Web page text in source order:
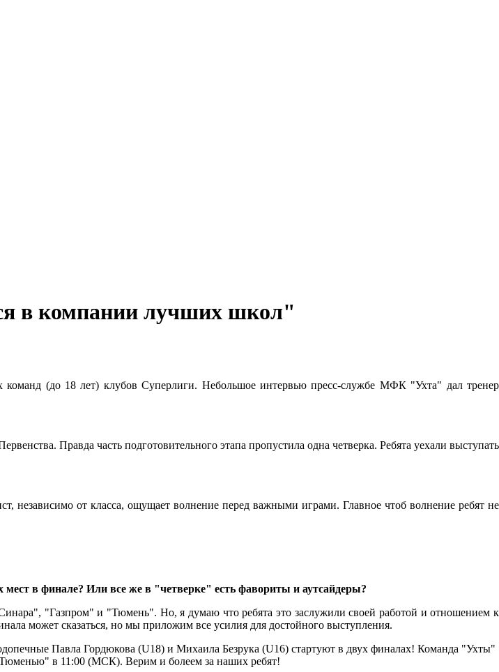
в компании лучших школ"
(до 18 лет) клубов Суперлиги. Небольшое интервью пресс-службе МФК "Ухта" дал тренер
Правда часть подготовительного этапа пропустила одна четверка. Ребята уехали выступать
независимо от класса, ощущает волнение перед важными играми. Главное чтоб волнение ребят не
в финале? Или все же в "четверке" есть фавориты и аутсайдеры?
"Газпром" и "Тюмень". Но, я думаю что ребята это заслужили своей работой и отношением к
может сказаться, но мы приложим все усилия для достойного выступления.
Павла Гордюкова (U18) и Михаила Безрука (U16) стартуют в двух финалах! Команда "Ухты"
в 11:00 (МСК). Верим и болеем за наших ребят!